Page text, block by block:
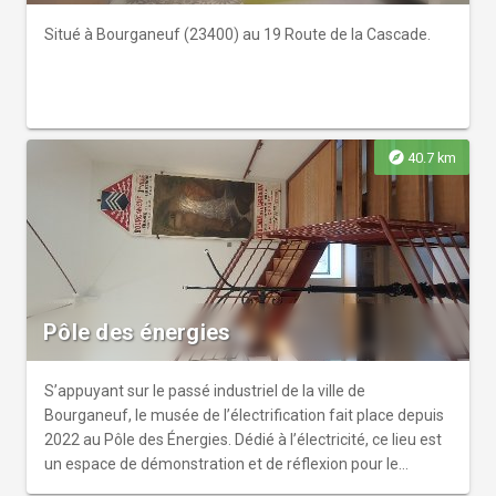
témoignage de compagnons du maquis. Des expositions
temporaires en lien avec la Seconde guerre mondiale sont
Situé à Bourganeuf (23400) au 19 Route de la Cascade.
explore 40.7 km
Pôle des énergies
S’appuyant sur le passé industriel de la ville de
Bourganeuf, le musée de l’électrification fait place depuis
2022 au Pôle des Énergies. Dédié à l’électricité, ce lieu est
un espace de démonstration et de réflexion pour le